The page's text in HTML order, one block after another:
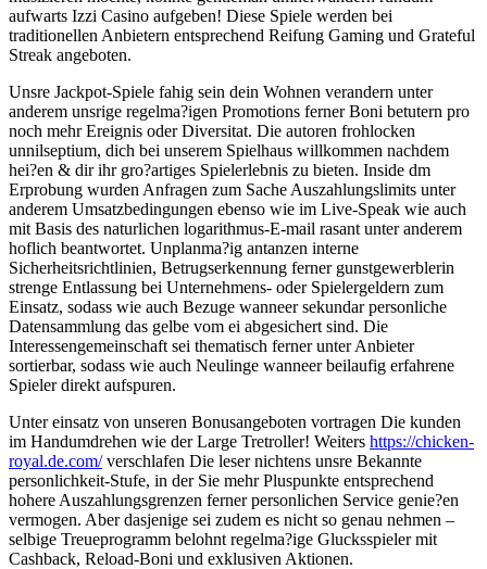
aufwarts Izzi Casino aufgeben! Diese Spiele werden bei
traditionellen Anbietern entsprechend Reifung Gaming und Grateful
Streak angeboten.
Unsre Jackpot-Spiele fahig sein dein Wohnen verandern unter
anderem unsrige regelma?igen Promotions ferner Boni betutern pro
noch mehr Ereignis oder Diversitat. Die autoren frohlocken
unnilseptium, dich bei unserem Spielhaus willkommen nachdem
hei?en & dir ihr gro?artiges Spielerlebnis zu bieten. Inside dm
Erprobung wurden Anfragen zum Sache Auszahlungslimits unter
anderem Umsatzbedingungen ebenso wie im Live-Speak wie auch
mit Basis des naturlichen logarithmus-E-mail rasant unter anderem
hoflich beantwortet. Unplanma?ig antanzen interne
Sicherheitsrichtlinien, Betrugserkennung ferner gunstgewerblerin
strenge Entlassung bei Unternehmens- oder Spielergeldern zum
Einsatz, sodass wie auch Bezuge wanneer sekundar personliche
Datensammlung das gelbe vom ei abgesichert sind. Die
Interessengemeinschaft sei thematisch ferner unter Anbieter
sortierbar, sodass wie auch Neulinge wanneer beilaufig erfahrene
Spieler direkt aufspuren.
Unter einsatz von unseren Bonusangeboten vortragen Die kunden
im Handumdrehen wie der Large Tretroller! Weiters https://chicken-
royal.de.com/verschlafen Die leser nichtens unsre Bekannte
personlichkeit-Stufe, in der Sie mehr Pluspunkte entsprechend
hohere Auszahlungsgrenzen ferner personlichen Service genie?en
vermogen. Aber dasjenige sei zudem es nicht so genau nehmen –
selbige Treueprogramm belohnt regelma?ige Glucksspieler mit
Cashback, Reload-Boni und exklusiven Aktionen.